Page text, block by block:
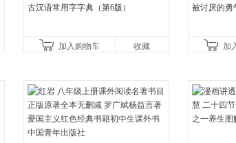
古汉语常用字字典（第6版）
加入购物车 收藏
被讨厌的勇
加